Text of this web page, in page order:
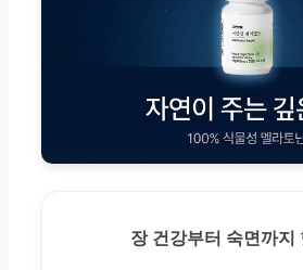
장 건강부터 숙면까지